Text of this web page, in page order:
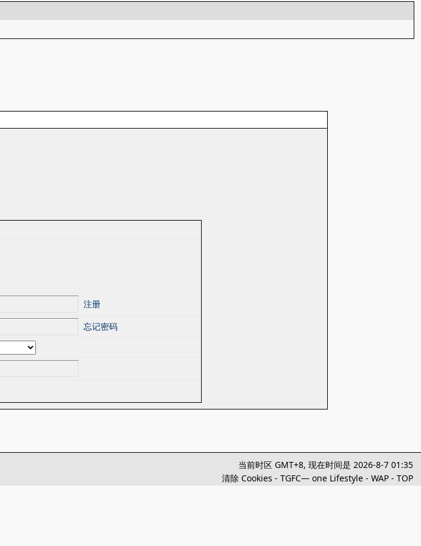
注册
忘记密码
当前时区 GMT+8, 现在时间是 2026-8-7 01:35
清除 Cookies - TGFC— one Lifestyle- WAP- TOP